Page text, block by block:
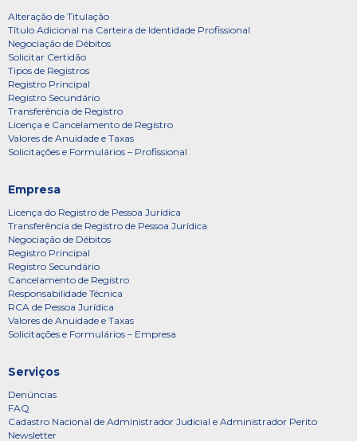
Alteração de Titulação
Título Adicional na Carteira de Identidade Profissional
Negociação de Débitos
Solicitar Certidão
Tipos de Registros
Registro Principal
Registro Secundário
Transferência de Registro
Licença e Cancelamento de Registro
Valores de Anuidade e Taxas
Solicitações e Formulários – Profissional
Empresa
Licença do Registro de Pessoa Jurídica
Transferência de Registro de Pessoa Jurídica
Negociação de Débitos
Registro Principal
Registro Secundário
Cancelamento de Registro
Responsabilidade Técnica
RCA de Pessoa Jurídica
Valores de Anuidade e Taxas
Solicitações e Formulários – Empresa
Serviços
Denúncias
FAQ
Cadastro Nacional de Administrador Judicial e Administrador Perito
Newsletter